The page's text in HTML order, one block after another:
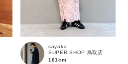
sayaka
SUPER SHOP 鳥取店
161cm